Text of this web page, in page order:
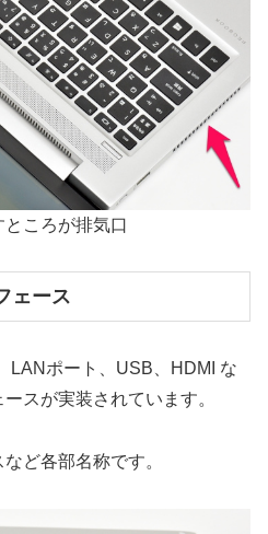
ところが排気口
ェース
LANポート、USB、HDMI な
スが実装されています。
ど各部名称です。